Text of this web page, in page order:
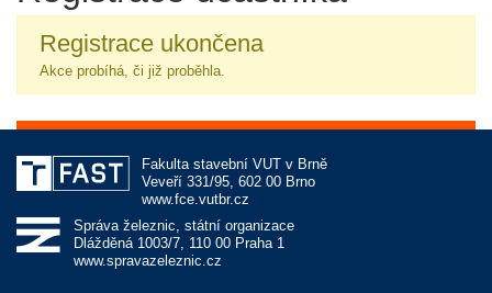
Registrace ukončena
Akce probíhá, či již proběhla.
Fakulta stavební VUT v Brně
Veveří 331/95, 602 00 Brno
www.fce.vutbr.cz
Správa železnic, státní organizace
Dlážděná 1003/7, 110 00 Praha 1
www.spravazeleznic.cz